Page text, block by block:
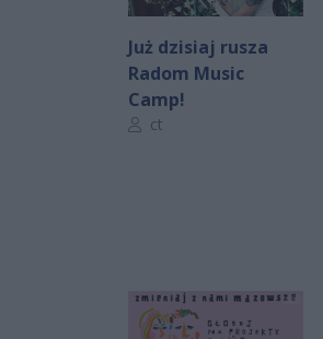
Już dzisiaj rusza
Radom Music
Camp!
Autor artykułu:
ct